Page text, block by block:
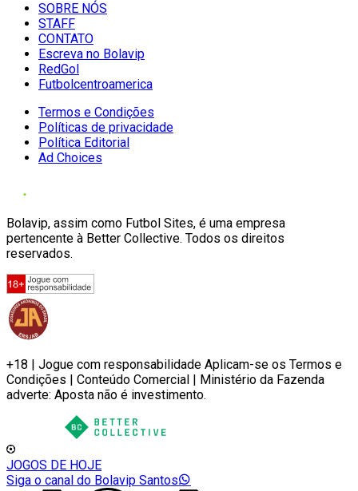
SOBRE NÓS
STAFF
CONTATO
Escreva no Bolavip
RedGol
Futbolcentroamerica
Termos e Condições
Políticas de privacidade
Política Editorial
Ad Choices
Bolavip, assim como Futbol Sites, é uma empresa
pertencente à Better Collective. Todos os direitos
reservados.
+18 | Jogue com responsabilidade Aplicam-se os Termos e
Condições | Conteúdo Comercial | Ministério da Fazenda
adverte: Aposta não é investimento.
JOGOS DE HOJE
Siga o canal do Bolavip Santos